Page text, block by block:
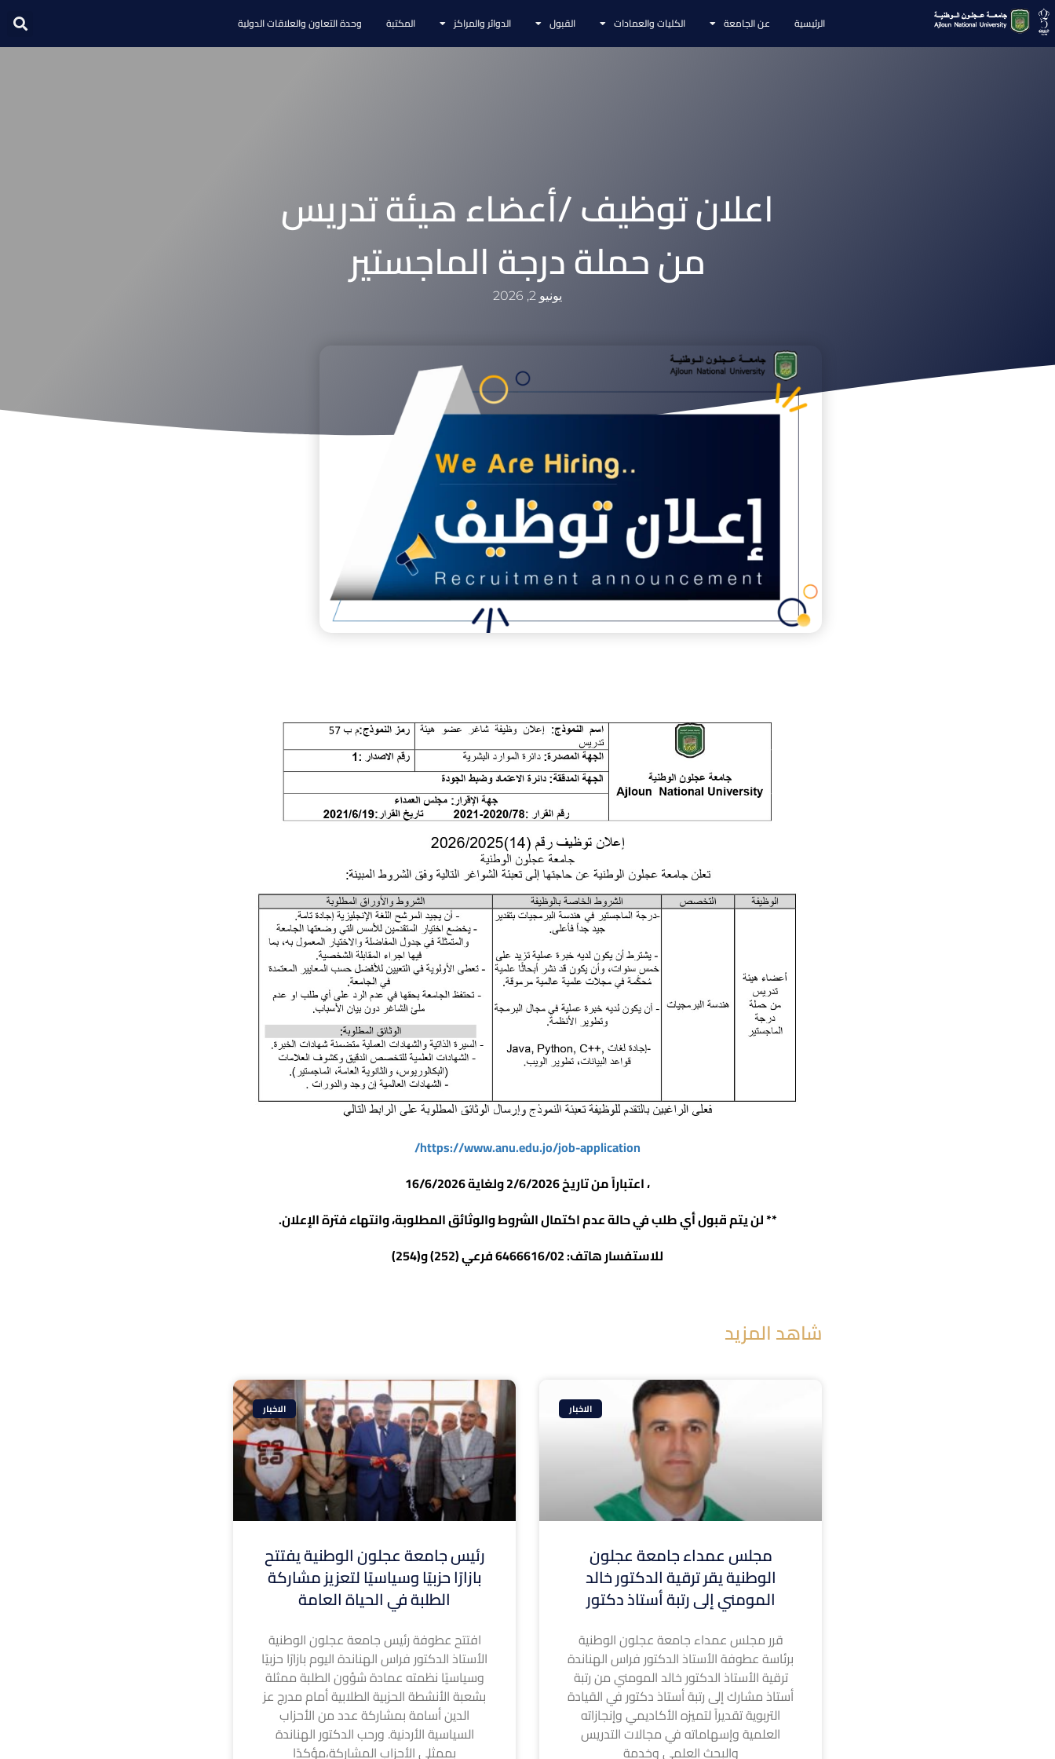
الرئيسية عن الجامعة الكليات والعمادات القبول الدوائر والمراكز المكتبة وحدة التعاون والعلاقات الدولية
اعلان توظيف /أعضاء هيئة تدريس
من حملة درجة الماجستير
يونيو 2, 2026
https://www.anu.edu.jo/job-application/
، اعتباراً من تاريخ 2/6/2026 ولغاية 16/6/2026
** لن يتم قبول أي طلب في حالة عدم اكتمال الشروط والوثائق المطلوبة، وانتهاء فترة الإعلان.
للاستفسار هاتف: 6466616/02 فرعي (252) و(254)
شاهد المزيد
الاخبار
مجلس عمداء جامعة عجلون
الوطنية يقر ترقية الدكتور خالد
المومني إلى رتبة أستاذ دكتور
قرر مجلس عمداء جامعة عجلون الوطنية
برئاسة عطوفة الأستاذ الدكتور فراس الهناندة
ترقية الأستاذ الدكتور خالد المومني من رتبة
أستاذ مشارك إلى رتبة أستاذ دكتور في القيادة
التربوية تقديراً لتميزه الأكاديمي وإنجازاته
العلمية وإسهاماته في مجالات التدريس
والبحث العلمي وخدمة
الاخبار
رئيس جامعة عجلون الوطنية يفتتح
بازارًا حزبيًا وسياسيًا لتعزيز مشاركة
الطلبة في الحياة العامة
افتتح عطوفة رئيس جامعة عجلون الوطنية
الأستاذ الدكتور فراس الهناندة اليوم بازارًا حزبيًا
وسياسيًا نظمته عمادة شؤون الطلبة ممثلة
بشعبة الأنشطة الحزبية الطلابية أمام مدرج عز
الدين أسامة بمشاركة عدد من الأحزاب
السياسية الأردنية. ورحب الدكتور الهناندة
بممثلي الأحزاب المشاركة،مؤكدًا